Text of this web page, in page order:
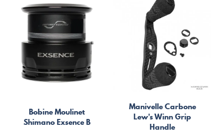
Bobine Moulinet
Shimano Exsence B
Manivelle Carbone
Lew's Winn Grip
Handle